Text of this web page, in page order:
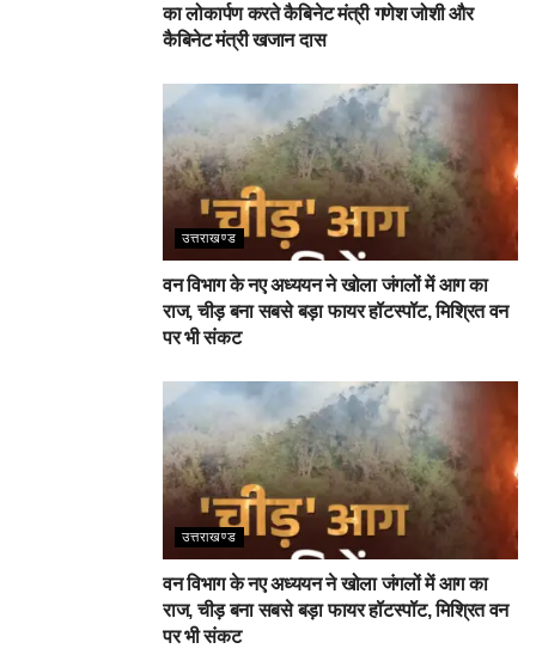
का लोकार्पण करते कैबिनेट मंत्री गणेश जोशी और
कैबिनेट मंत्री खजान दास
उत्तराखण्ड
वन विभाग के नए अध्ययन ने खोला जंगलों में आग का
राज, चीड़ बना सबसे बड़ा फायर हॉटस्पॉट, मिश्रित वन
पर भी संकट
उत्तराखण्ड
वन विभाग के नए अध्ययन ने खोला जंगलों में आग का
राज, चीड़ बना सबसे बड़ा फायर हॉटस्पॉट, मिश्रित वन
पर भी संकट